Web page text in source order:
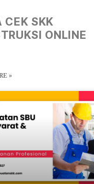
CEK SKK
ONLINE
»